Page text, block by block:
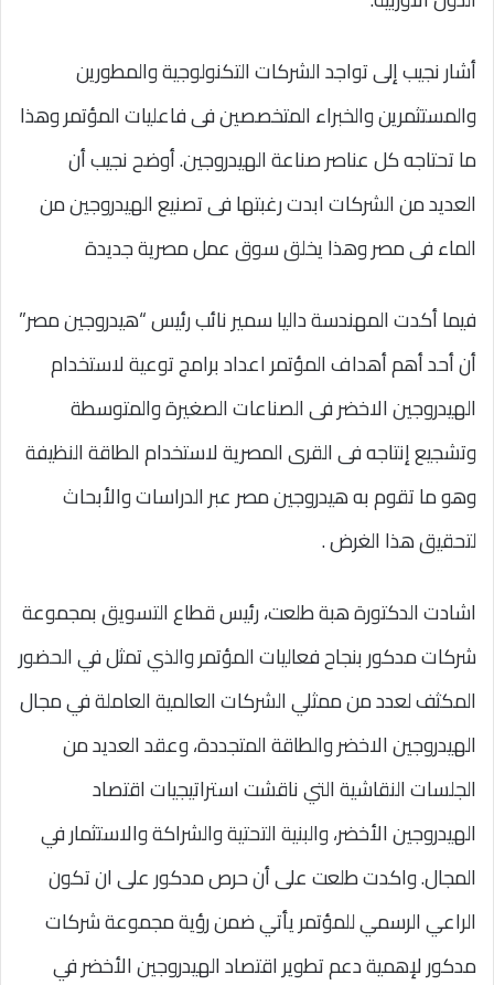
أشار نجيب إلى تواجد الشركات التكنولوجية والمطورين
والمستثمرين والخبراء المتخصصين فى فاعليات المؤتمر وهذا
ما تحتاجه كل عناصر صناعة الهيدروجين. أوضح نجيب أن
العديد من الشركات ابدت رغبتها فى تصنيع الهيدروجين من
الماء فى مصر وهذا يخلق سوق عمل مصرية جديدة
فيما أكدت المهندسة داليا سمير نائب رئيس “هيدروجين مصر”
أن أحد أهم أهداف المؤتمر اعداد برامج توعية لاستخدام
الهيدروجين الاخضر فى الصناعات الصغيرة والمتوسطة
وتشجيع إنتاجه فى القرى المصرية لاستخدام الطاقة النظيفة
وهو ما تقوم به هيدروجين مصر عبر الدراسات والأبحاث
لتحقيق هذا الغرض .
اشادت الدكتورة هبة طلعت، رئيس قطاع التسويق بمجموعة
شركات مدكور بنجاح فعاليات المؤتمر والذي تمثل في الحضور
المكثف لعدد من ممثلي الشركات العالمية العاملة في مجال
الهيدروجين الاخضر والطاقة المتجددة، وعقد العديد من
الجلسات النقاشية التي ناقشت استراتيجيات اقتصاد
الهيدروجين الأخضر، والبنية التحتية والشراكة والاستثمار في
المجال. واكدت طلعت على أن حرص مدكور على ان تكون
الراعي الرسمي للمؤتمر يأتي ضمن رؤية مجموعة شركات
مدكور لإهمية دعم تطوير اقتصاد الهيدروجين الأخضر في